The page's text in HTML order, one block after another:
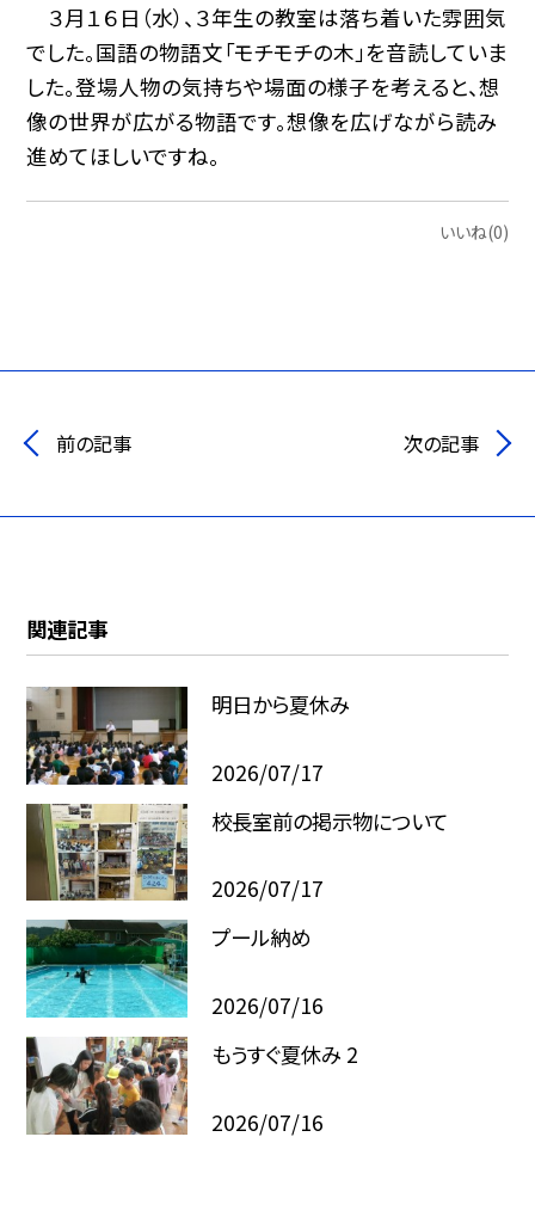
３月１６日（水）、３年生の教室は落ち着いた雰囲気
でした。国語の物語文「モチモチの木」を音読していま
した。登場人物の気持ちや場面の様子を考えると、想
像の世界が広がる物語です。想像を広げながら読み
進めてほしいですね。
いいね(0)
前の記事 次の記事
関連記事
明日から夏休み
2026/07/17
校長室前の掲示物について
2026/07/17
プール納め
2026/07/16
もうすぐ夏休み 2
2026/07/16